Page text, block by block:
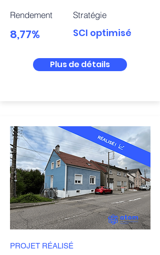
Rendement Stratégie
8,77% SCI optimisé
Plus de détails
PROJET RÉALISÉ